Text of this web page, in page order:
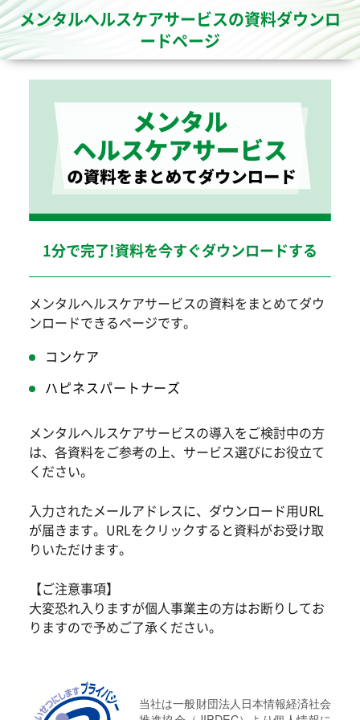
メンタルヘルスケアサービスの資料ダウンロ
ードページ
メンタルヘルスケアサービスの資料をまとめてダウ
ンロードできるページです。
コンケア
ハピネスパートナーズ
メンタルヘルスケアサービスの導入をご検討中の方
は、各資料をご参考の上、サービス選びにお役立て
ください。
入力されたメールアドレスに、ダウンロード用URL
が届きます。URLをクリックすると資料がお受け取
りいただけます。
【ご注意事項】
大変恐れ入りますが個人事業主の方はお断りしてお
りますので予めご了承ください。
1分で完了!資料を今すぐダウンロードする
当社は一般財団法人日本情報経済社会